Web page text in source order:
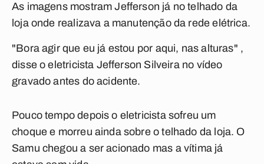
As imagens mostram Jefferson já no telhado da
loja onde realizava a manutenção da rede elétrica.
"Bora agir que eu já estou por aqui, nas alturas" ,
disse o eletricista Jefferson Silveira no vídeo
gravado antes do acidente.
Pouco tempo depois o eletricista sofreu um
choque e morreu ainda sobre o telhado da loja. O
Samu chegou a ser acionado mas a vítima já